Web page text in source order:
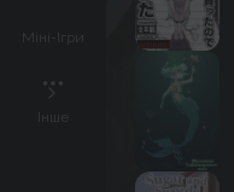
Міні-Ігри
Інше